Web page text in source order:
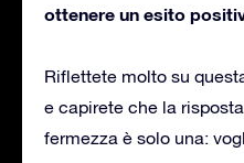
ottenere un esito
Riflettete molto su
e capirete che la
fermezza è solo una: